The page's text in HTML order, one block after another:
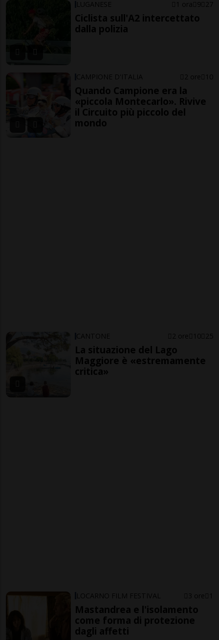
LUGANESE 1 ora 9 27
Ciclista sull'A2 intercettato
dalla polizia
CAMPIONE D'ITALIA 2 ore 10
Quando Campione era la
«piccola Montecarlo». Rivive
il Circuito più piccolo del
mondo
CANTONE 2 ore 10 25
La situazione del Lago
Maggiore è «estremamente
critica»
LOCARNO FILM FESTIVAL 3 ore 1
Mastandrea e l'isolamento
come forma di protezione
dagli affetti